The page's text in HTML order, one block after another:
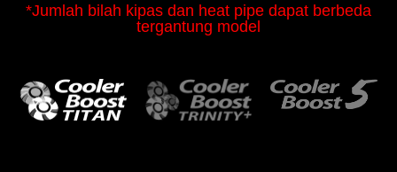
*Jumlah bilah kipas dan heat pipe dapat berbeda
tergantung model